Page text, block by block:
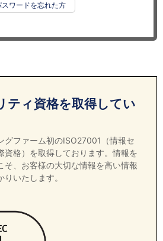
スワードを忘れた方
ティ資格を取得してい
グファーム初のISO27001（情報セ
資格）を取得しております。情報を
そ、お客様の大切な情報を高い情報
いたします。